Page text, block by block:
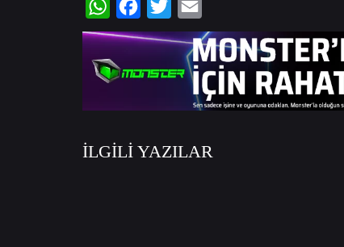
WhatsAppFacebookTwitterEmail
İLGİLİ YAZILAR